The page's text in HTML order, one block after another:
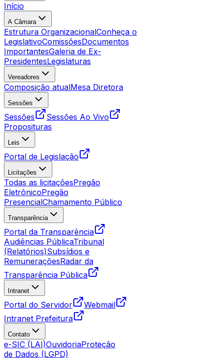
Início
A Câmara
Estrutura OrganizacionalConheça o
LegislativoComissõesDocumentos
ImportantesGaleria de Ex-
PresidentesLegislaturas
Vereadores
Composição atualMesa Diretora
Sessões
Sessões
Sessões Ao Vivo
Proposituras
Leis
Portal de Legislação
Licitações
Todas as licitaçõesPregão
EletrônicoPregão
PresencialChamamento Público
Transparência
Portal da Transparência
Audiências PúblicaTribunal
(Relatórios)Subsídios e
RemuneraçõesRadar da
Transparência Pública
Intranet
Portal do Servidor
Webmail
Intranet Prefeitura
Contato
e-SIC (LAI)OuvidoriaProteção
de Dados (LGPD)